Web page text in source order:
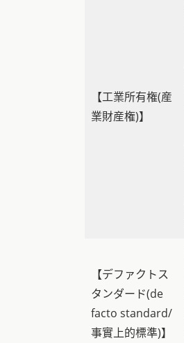
【工業所有権(産
業財産権)】
【デファクトス
タンダード(de
facto standard/
事實上的標準)】